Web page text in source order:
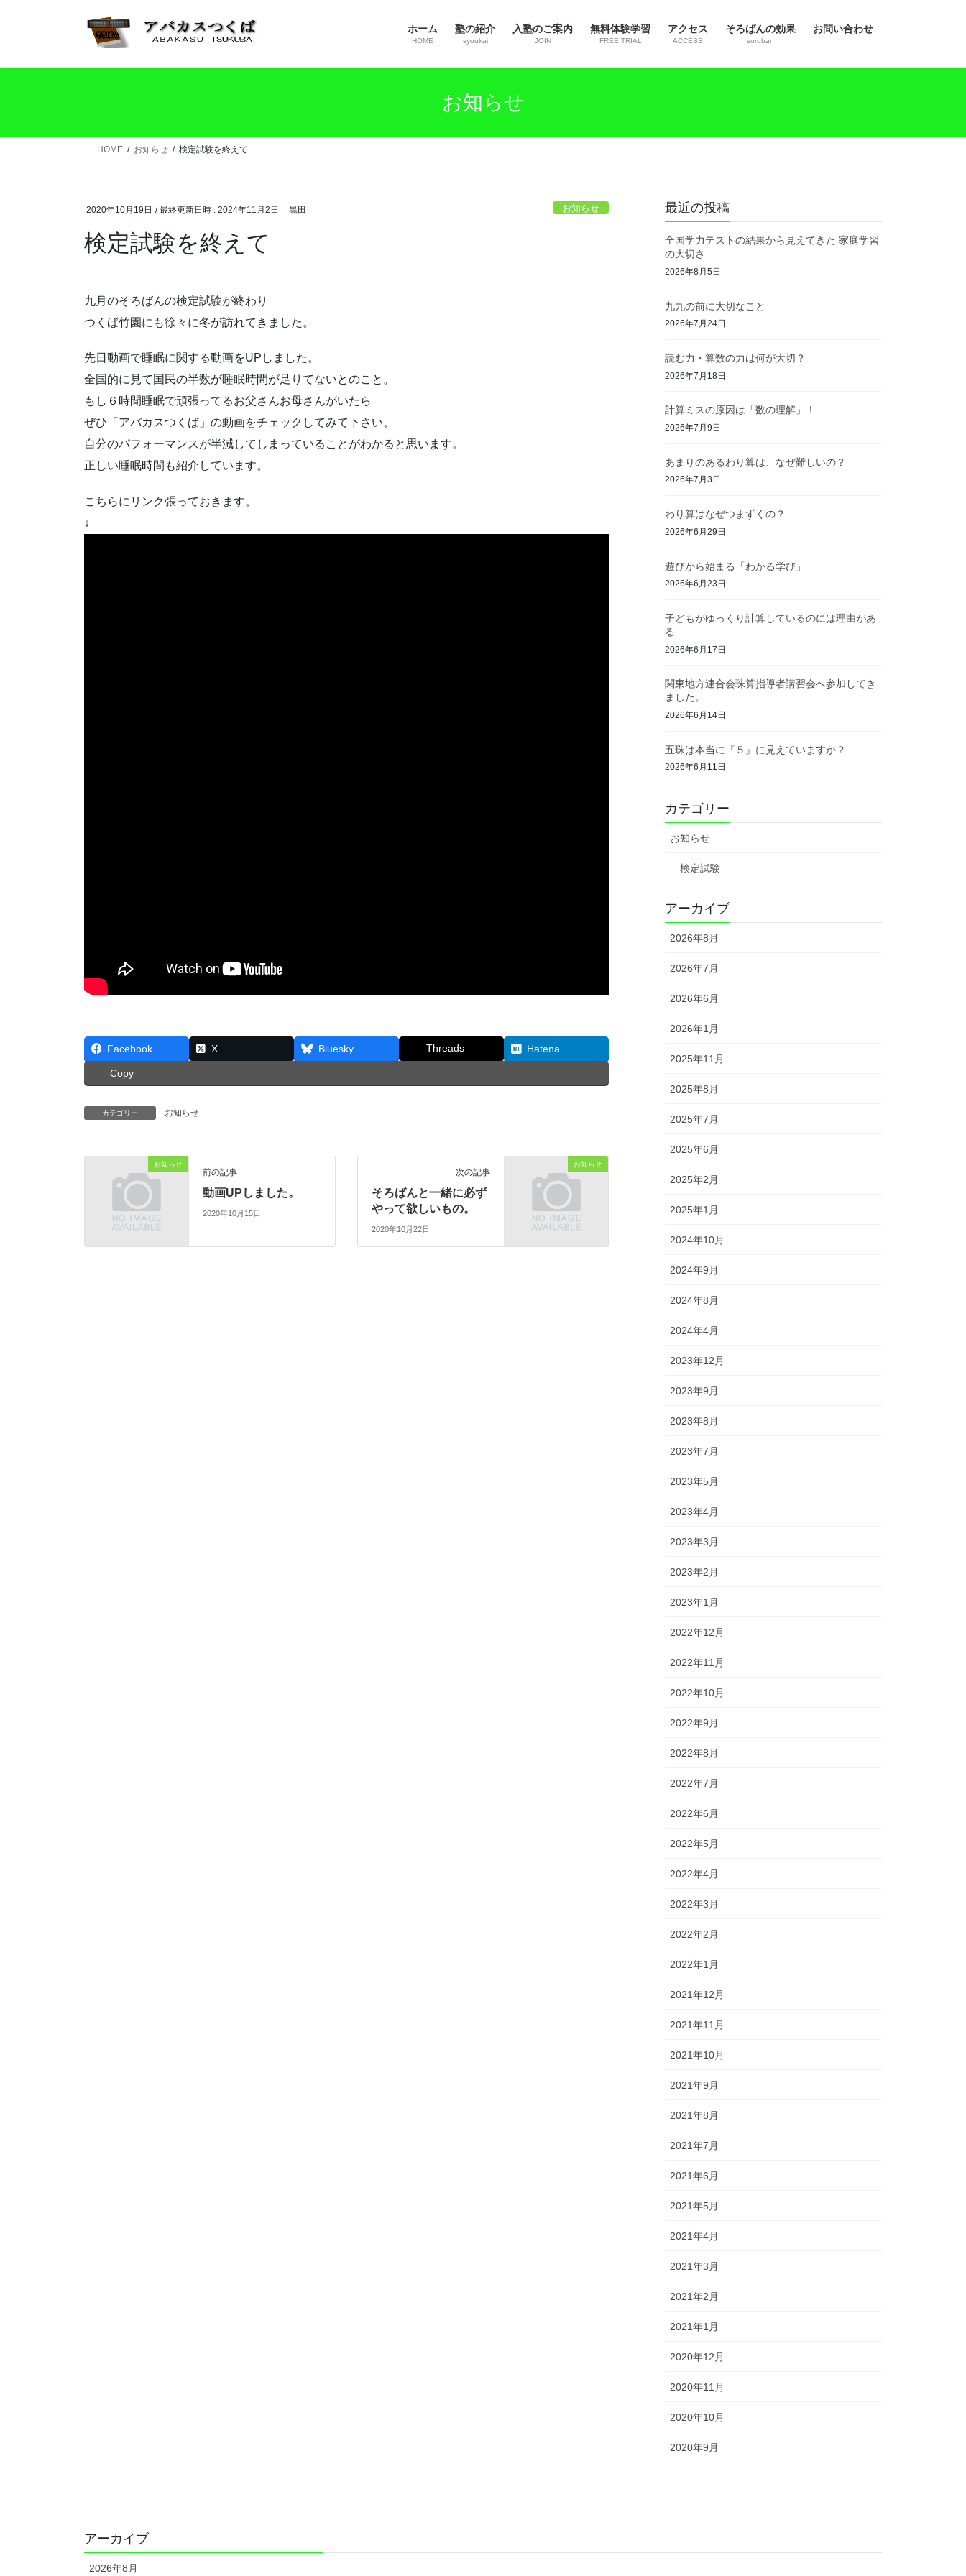
ホーム
HOME
塾の紹介
syoukai
入塾のご案内
JOIN
無料体験学習
FREE TRIAL
アクセス
ACCESS
そろばんの効果
soroban
お問い合わせ
お知らせ
HOME お知らせ 検定試験を終えて
2020年10月19日 / 最終更新日時 : 2024年11月2日 黒田 お知らせ
検定試験を終えて
九月のそろばんの検定試験が終わり
つくば竹園にも徐々に冬が訪れてきました。
先日動画で睡眠に関する動画をUPしました。
全国的に見て国民の半数が睡眠時間が足りてないとのこと。
もし６時間睡眠で頑張ってるお父さんお母さんがいたら
ぜひ「アバカスつくば」の動画をチェックしてみて下さい。
自分のパフォーマンスが半減してしまっていることがわかると思います。
正しい睡眠時間も紹介しています。
こちらにリンク張っておきます。
↓
Facebook X Bluesky Threads Hatena
Copy
カテゴリー お知らせ
お知らせ
前の記事
動画UPしました。
2020年10月15日
お知らせ
次の記事
そろばんと一緒に必ず
やって欲しいもの。
2020年10月22日
最近の投稿
全国学力テストの結果から見えてきた 家庭学習
の大切さ
2026年8月5日
九九の前に大切なこと
2026年7月24日
読む力・算数の力は何が大切？
2026年7月18日
計算ミスの原因は「数の理解」！
2026年7月9日
あまりのあるわり算は、なぜ難しいの？
2026年7月3日
わり算はなぜつまずくの？
2026年6月29日
遊びから始まる「わかる学び」
2026年6月23日
子どもがゆっくり計算しているのには理由があ
る
2026年6月17日
関東地方連合会珠算指導者講習会へ参加してき
ました。
2026年6月14日
五珠は本当に『５』に見えていますか？
2026年6月11日
カテゴリー
お知らせ
検定試験
アーカイブ
2026年8月
2026年7月
2026年6月
2026年1月
2025年11月
2025年8月
2025年7月
2025年6月
2025年2月
2025年1月
2024年10月
2024年9月
2024年8月
2024年4月
2023年12月
2023年9月
2023年8月
2023年7月
2023年5月
2023年4月
2023年3月
2023年2月
2023年1月
2022年12月
2022年11月
2022年10月
2022年9月
2022年8月
2022年7月
2022年6月
2022年5月
2022年4月
2022年3月
2022年2月
2022年1月
2021年12月
2021年11月
2021年10月
2021年9月
2021年8月
2021年7月
2021年6月
2021年5月
2021年4月
2021年3月
2021年2月
2021年1月
2020年12月
2020年11月
2020年10月
2020年9月
アーカイブ
2026年8月